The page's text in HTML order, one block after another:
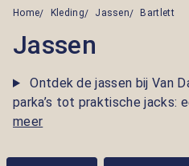
Home Kleding Jassen Bartlett
Jassen
Ontdek de jassen bij Van
parka’s tot praktische jacks:
meer